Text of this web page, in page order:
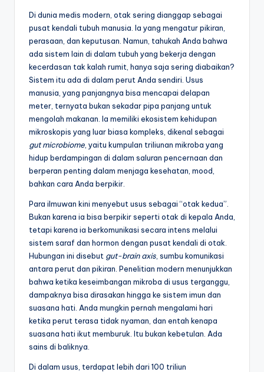
Di dunia medis modern, otak sering dianggap sebagai
pusat kendali tubuh manusia. Ia yang mengatur pikiran,
perasaan, dan keputusan. Namun, tahukah Anda bahwa
ada sistem lain di dalam tubuh yang bekerja dengan
kecerdasan tak kalah rumit, hanya saja sering diabaikan?
Sistem itu ada di dalam perut Anda sendiri. Usus
manusia, yang panjangnya bisa mencapai delapan
meter, ternyata bukan sekadar pipa panjang untuk
mengolah makanan. Ia memiliki ekosistem kehidupan
mikroskopis yang luar biasa kompleks, dikenal sebagai
gut microbiome , yaitu kumpulan triliunan mikroba yang
hidup berdampingan di dalam saluran pencernaan dan
berperan penting dalam menjaga kesehatan, mood,
bahkan cara Anda berpikir.
Para ilmuwan kini menyebut usus sebagai “otak kedua”.
Bukan karena ia bisa berpikir seperti otak di kepala Anda,
tetapi karena ia berkomunikasi secara intens melalui
sistem saraf dan hormon dengan pusat kendali di otak.
Hubungan ini disebut gut-brain axis , sumbu komunikasi
antara perut dan pikiran. Penelitian modern menunjukkan
bahwa ketika keseimbangan mikroba di usus terganggu,
dampaknya bisa dirasakan hingga ke sistem imun dan
suasana hati. Anda mungkin pernah mengalami hari
ketika perut terasa tidak nyaman, dan entah kenapa
suasana hati ikut memburuk. Itu bukan kebetulan. Ada
sains di baliknya.
Di dalam usus, terdapat lebih dari 100 triliun